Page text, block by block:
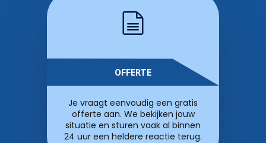
OFFERTE
Je vraagt eenvoudig een gratis
offerte aan. We bekijken jouw
situatie en sturen vaak al binnen
24 uur een heldere reactie terug.